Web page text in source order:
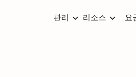
관리 리소스 요